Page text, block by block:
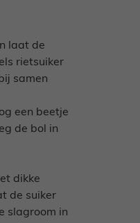
laat de
rietsuiker
samen
een beetje
de bol in
dikke
de suiker
slagroom in